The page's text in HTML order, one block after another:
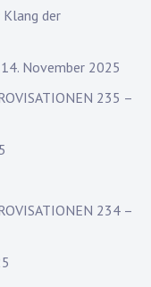
der
November 2025
235 –
234 –